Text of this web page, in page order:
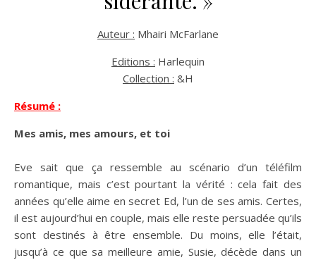
Auteur : Mhairi McFarlane
Editions : Harlequin
Collection : &H
Résumé :
Mes amis, mes amours, et toi
Eve sait que ça ressemble au scénario d’un téléfilm
romantique, mais c’est pourtant la vérité : cela fait des
années qu’elle aime en secret Ed, l’un de ses amis. Certes,
il est aujourd’hui en couple, mais elle reste persuadée qu’ils
sont destinés à être ensemble. Du moins, elle l’était,
jusqu’à ce que sa meilleure amie, Susie, décède dans un